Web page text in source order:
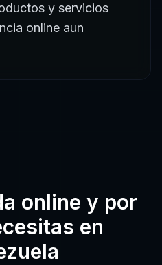
y servicios
online aun
online y por
en